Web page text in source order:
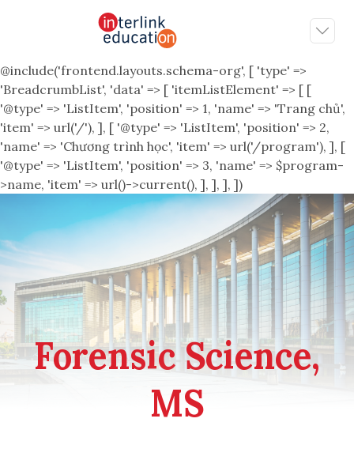
@include('frontend.layouts.schema-org', [ 'type' =>
'BreadcrumbList', 'data' => [ 'itemListElement' => [ [
'@type' => 'ListItem', 'position' => 1, 'name' => 'Trang chủ',
'item' => url('/'), ], [ '@type' => 'ListItem', 'position' => 2,
'name' => 'Chương trình học', 'item' => url('/program'), ], [
'@type' => 'ListItem', 'position' => 3, 'name' => $program-
>name, 'item' => url()->current(), ], ], ], ])
Forensic Science,
MS